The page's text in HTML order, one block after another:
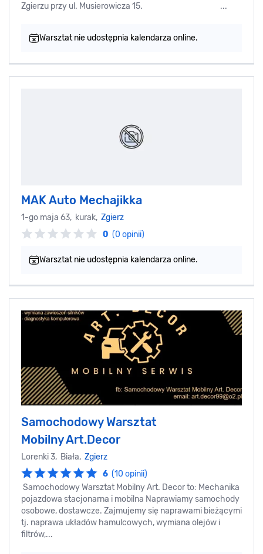
Zgierzu przy ul. Musierowicza 15. ...
Warsztat nie udostępnia kalendarza online.
MAK Auto Mechajikka
1-go maja 63, kurak, Zgierz
0 (0 opinii)
Warsztat nie udostępnia kalendarza online.
Samochodowy Warsztat
Mobilny Art.Decor
Lorenki 3, Biała, Zgierz
6 (10 opinii)
Samochodowy Warsztat Mobilny Art. Decor to: Mechanika
pojazdowa stacjonarna i mobilna Naprawiamy samochody
osobowe, dostawcze. Zajmujemy się naprawami bieżącymi
tj. naprawa układów hamulcowych, wymiana olejów i
filtrów,...